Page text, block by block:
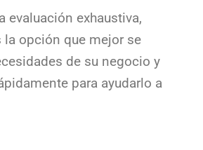
evaluación exhaustiva,
la opción que mejor se
de su negocio y
para ayudarlo a